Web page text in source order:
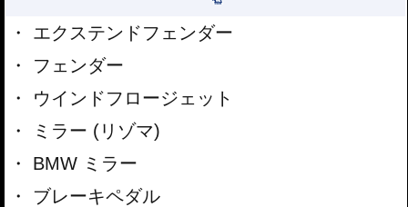
エクステンドフェンダー
フェンダー
ウインドフロージェット
ミラー (リゾマ)
BMW ミラー
ブレーキペダル